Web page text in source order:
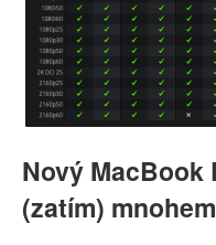
Nový MacBook
(zatím)